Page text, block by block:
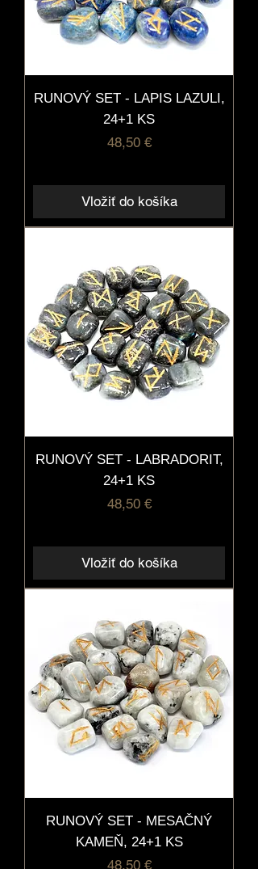
RUNOVÝ SET - LAPIS LAZULI,
24+1 KS
Cena
48,50 €
Vložiť do košíka
RUNOVÝ SET - LABRADORIT,
24+1 KS
Cena
48,50 €
Vložiť do košíka
RUNOVÝ SET - MESAČNÝ
KAMEŇ, 24+1 KS
Cena
48,50 €